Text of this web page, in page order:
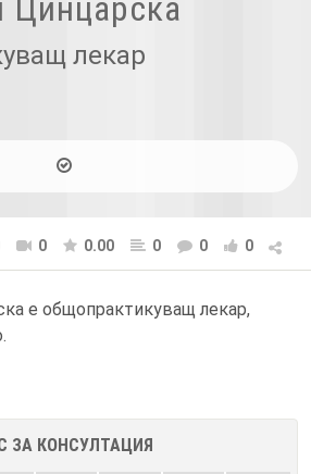
Цинцарска
лекар
0 0.00 0 0 0
е общопрактикуващ лекар,
ЗА КОНСУЛТАЦИЯ